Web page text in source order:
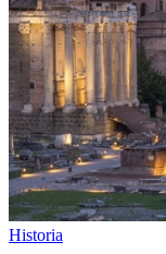
Historia